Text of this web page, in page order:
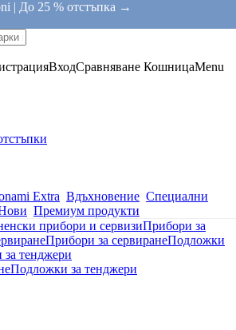
| До 25 % отстъпка →
ВходСравняване КошницаMenu
Extra Вдъхновение Специални
Премиум продукти
прибори и сервизиПрибори за
Прибори за сервиранеПодложки
тенджери
Подложки за тенджери